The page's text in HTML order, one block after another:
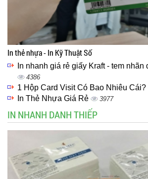
In thẻ nhựa - In Kỹ Thuật Số
In nhanh giá rẻ giấy Kraft - tem nhãn
4386
1 Hộp Card Visit Có Bao Nhiêu Cái?
In Thẻ Nhựa Giá Rẻ 3977
IN NHANH DANH THIẾP